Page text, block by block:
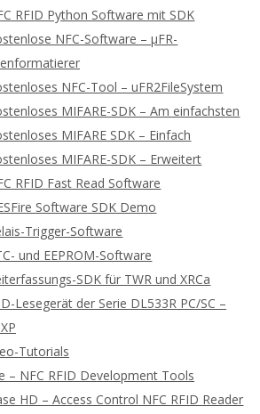
RFID Python Software mit SDK
NFC-Software – μFR-
NFC-Tool – uFR2FileSystem
MIFARE-SDK – Am einfachsten
MIFARE SDK – Einfach
MIFARE-SDK – Erweitert
RFID Fast Read Software
Software SDK Demo
Trigger-Software
und EEPROM-Software
SDK für TWR und XRCa
Lesegerät der Serie DL533R PC/SC –
Tutorials
– NFC RFID Development Tools
HD – Access Control NFC RFID Reader